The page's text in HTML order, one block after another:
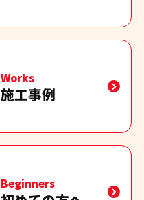
Works
施工事例
Beginners